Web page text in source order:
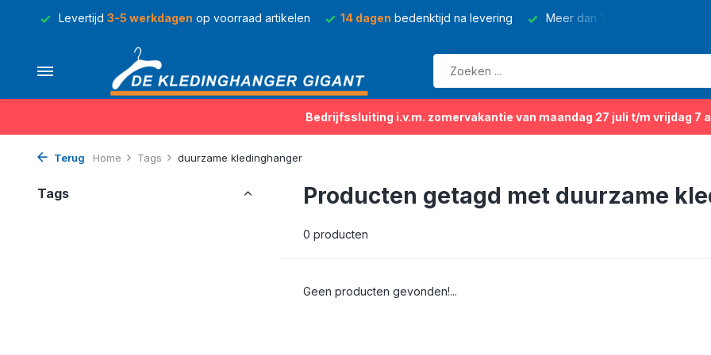
Levertijd 3-5 werkdagen op voorraad artikelen 14 dagen bedenktijd na levering Meer dan
Bedrijfssluiting i.v.m. zomervakantie van maandag 27 juli t/m vrijdag 7
Terug Home Tags duurzame kledinghanger
Tags Producten getagd met duurzame
0 producten
Geen producten gevonden!...